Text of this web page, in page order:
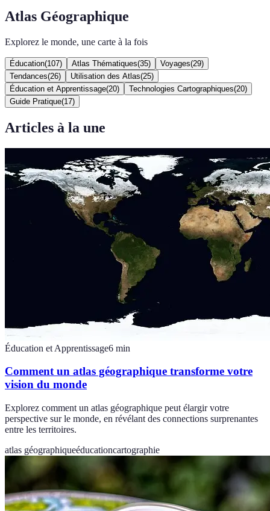
Atlas Géographique
Explorez le monde, une carte à la fois
Éducation(107) Atlas Thématiques(35) Voyages(29)
Tendances(26) Utilisation des Atlas(25)
Éducation et Apprentissage(20) Technologies Cartographiques(20)
Guide Pratique(17)
Articles à la une
Éducation et Apprentissage6 min
Comment un atlas géographique transforme votre
vision du monde
Explorez comment un atlas géographique peut élargir votre
perspective sur le monde, en révélant des connections surprenantes
entre les territoires.
atlas géographiqueéducationcartographie